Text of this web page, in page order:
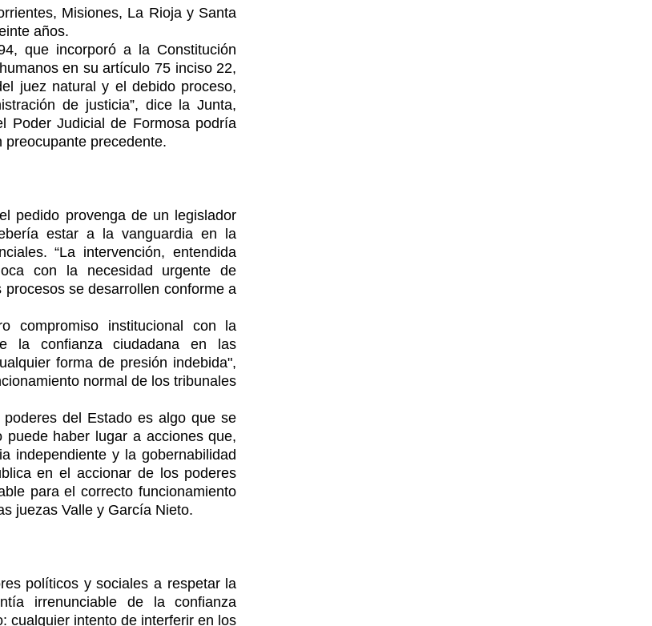
Misiones, La Rioja y Santa
años.
que incorporó a la Constitución
en su artículo 75 inciso 22,
juez natural y el debido proceso,
de justicia”, dice la Junta,
Poder Judicial de Formosa podría
precedente.
pedido provenga de un legislador
estar a la vanguardia en la
“La intervención, entendida
con la necesidad urgente de
se desarrollen conforme a
compromiso institucional con la
la confianza ciudadana en las
forma de presión indebida",
normal de los tribunales
del Estado es algo que se
haber lugar a acciones que,
independiente y la gobernabilidad
en el accionar de los poderes
para el correcto funcionamiento
juezas Valle y García Nieto.
políticos y sociales a respetar la
irrenunciable de la confianza
cualquier intento de interferir en los